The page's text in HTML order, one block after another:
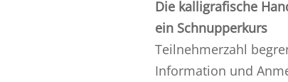
Die kalligrafische
ein Schnupperkurs
Teilnehmerzahl
Information und